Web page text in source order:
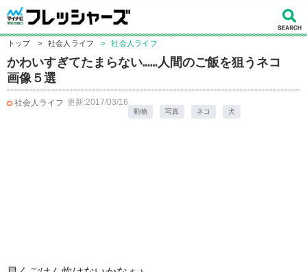
トップ > 社会人ライフ > 社会人ライフ
かわいすぎてたまらない……人間のご飯を狙うネコ
画像５選
社会人ライフ 更新:2017/03/16
動物 写真 ネコ 犬